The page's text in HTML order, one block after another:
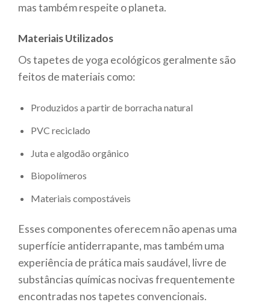
mas também respeite o planeta.
Materiais Utilizados
Os tapetes de yoga ecológicos geralmente são
feitos de materiais como:
Produzidos a partir de borracha natural
PVC reciclado
Juta e algodão orgânico
Biopolímeros
Materiais compostáveis
Esses componentes oferecem não apenas uma
superfície antiderrapante, mas também uma
experiência de prática mais saudável, livre de
substâncias químicas nocivas frequentemente
encontradas nos tapetes convencionais.